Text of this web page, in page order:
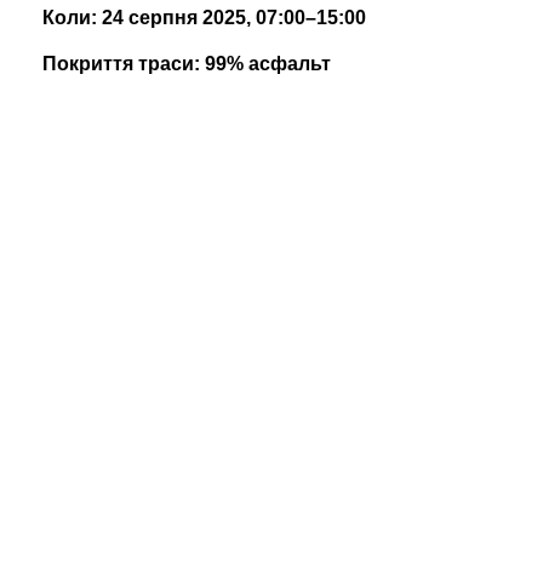
Коли: 24 серпня 2025, 07:00–15:00
Покриття траси: 99% асфальт